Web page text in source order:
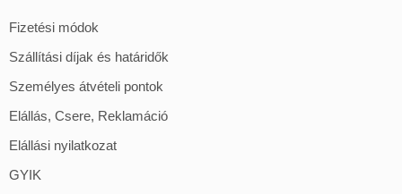
Fizetési módok
Szállítási díjak és határidők
Személyes átvételi pontok
Elállás, Csere, Reklamáció
Elállási nyilatkozat
GYIK